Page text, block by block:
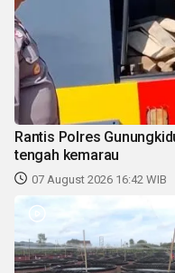
Rantis Polres
tengah kemarau
07 August 2026 16:42 WIB